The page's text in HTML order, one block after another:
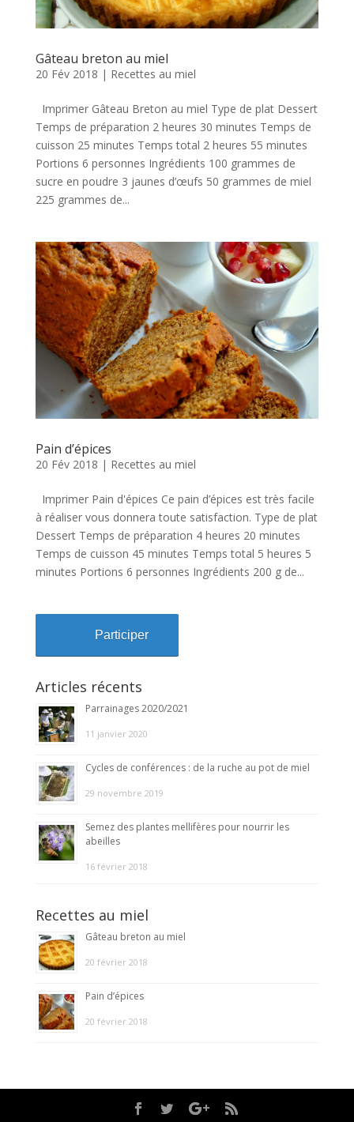
Gâteau breton au miel
20 Fév 2018 | Recettes au miel
Imprimer Gâteau Breton au miel Type de plat Dessert
Temps de préparation 2 heures 30 minutes Temps de
cuisson 25 minutes Temps total 2 heures 55 minutes
Portions 6 personnes Ingrédients 100 grammes de
sucre en poudre 3 jaunes d’œufs 50 grammes de miel
225 grammes de...
Pain d’épices
20 Fév 2018 | Recettes au miel
Imprimer Pain d'épices Ce pain d’épices est très facile
à réaliser vous donnera toute satisfaction. Type de plat
Dessert Temps de préparation 4 heures 20 minutes
Temps de cuisson 45 minutes Temps total 5 heures 5
minutes Portions 6 personnes Ingrédients 200 g de...
Participer
Articles récents
Parrainages 2020/2021
11 janvier 2020
Cycles de conférences : de la ruche au pot de miel
29 novembre 2019
Semez des plantes mellifères pour nourrir les
abeilles
16 février 2018
Recettes au miel
Gâteau breton au miel
20 février 2018
Pain d’épices
20 février 2018